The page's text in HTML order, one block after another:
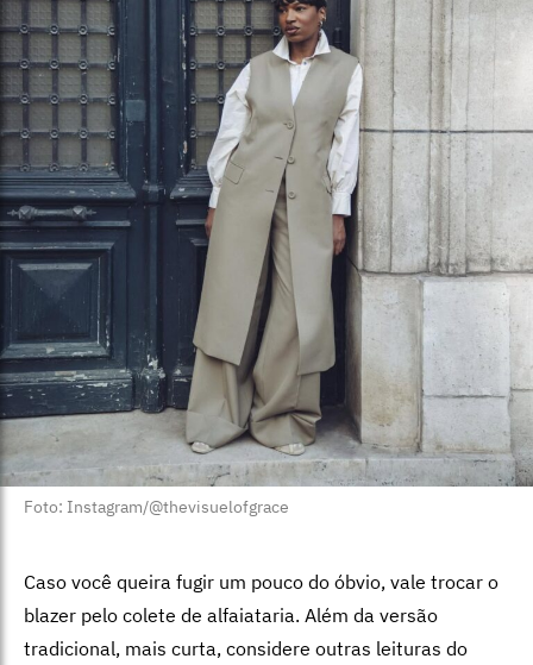
Foto: Instagram/@thevisuelofgrace
Caso você queira fugir um pouco do óbvio, vale trocar o
blazer pelo colete de alfaiataria. Além da versão
tradicional, mais curta, considere outras leituras do